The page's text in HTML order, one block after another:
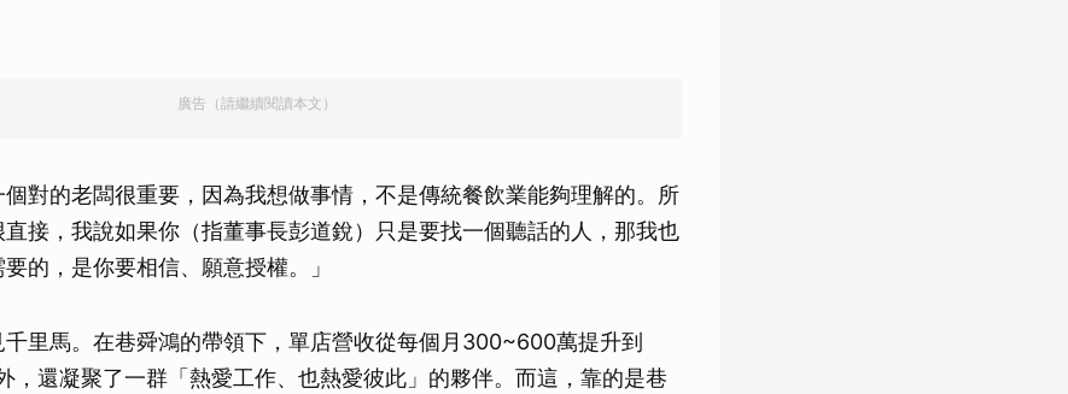
廣告（請繼續閱讀本文）
個對的老闆很重要，因為我想做事情，不是傳統餐飲業能夠理解的。所
接，我說如果你（指董事長彭道銳）只是要找一個聽話的人，那我也
的，是你要相信、願意授權。」
里馬。在巷舜鴻的帶領下，單店營收從每個月300~600萬提升到
，還凝聚了一群「熱愛工作、也熱愛彼此」的夥伴。而這，靠的是巷